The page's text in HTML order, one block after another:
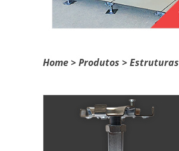
Home>Produtos >Estruturas